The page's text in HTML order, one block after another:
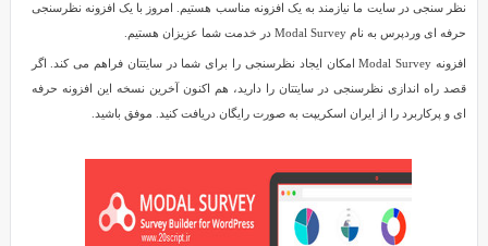
نظر سنجی در سایت ما نیازمند به یک افزونه مناسب هستیم. امروز با یک افزونه نظرسنجی
حرفه ای وردپرس به نام Modal Survey در خدمت شما عزیزان هستیم.
افزونه Modal Survey امکان ایجاد نظرسنجی را برای شما در سایتتان فراهم می کند. اگر
قصد راه اندازی نظرسنجی در سایتتان را دارید، هم اکنون آخرین نسخه این افزونه حرفه
ای و پرکاربرد را از ایران اسکریپت به صورت رایگان دریافت کنید. موفق باشید.